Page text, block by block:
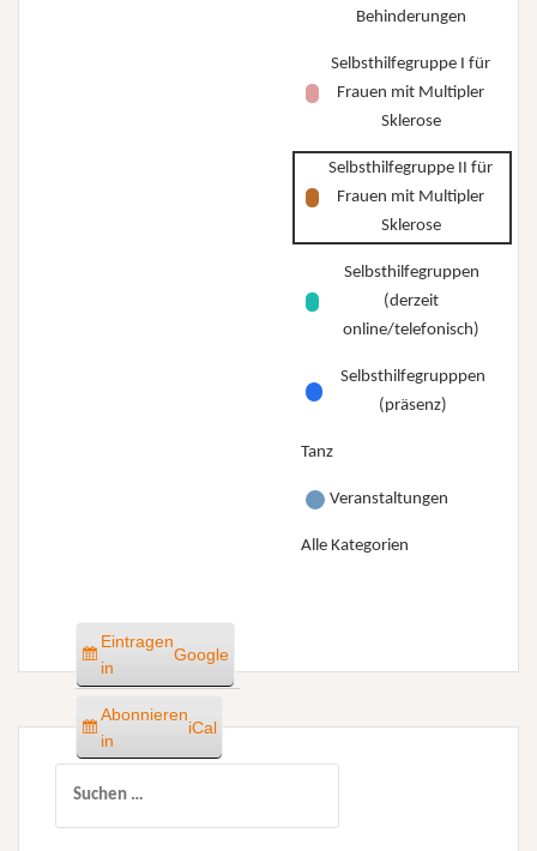
Behinderungen
Selbsthilfegruppe I für
Frauen mit Multipler
Sklerose
Selbsthilfegruppe II für
Frauen mit Multipler
Sklerose
Selbsthilfegruppen
(derzeit
online/telefonisch)
Selbsthilfegrupppen
(präsenz)
Tanz
Veranstaltungen
Alle Kategorien
Eintragen
in
Google
Abonnieren
in
iCal